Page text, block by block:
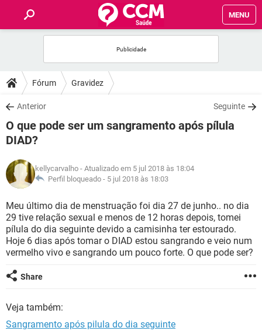
MENU
FÓRUM
SAÚDE
FAMÍLIA
NUTRIÇÃO
SEXUALIDADE
GLOSSÁRIO
Fórum Gravidez
Anterior Seguinte
O que pode ser um sangramento após pílula
DIAD?
kellycarvalho - Atualizado em 5 jul 2018 às 18:04
Perfil bloqueado - 5 jul 2018 às 18:03
Meu último dia de menstruação foi dia 27 de junho.. no dia
29 tive relação sexual e menos de 12 horas depois, tomei
pílula do dia seguinte devido a camisinha ter estourado.
Hoje 6 dias após tomar o DIAD estou sangrando e veio num
vermelho vivo e sangrando um pouco forte. O que pode ser?
Share
Veja também:
Sangramento após pilula do dia seguinte